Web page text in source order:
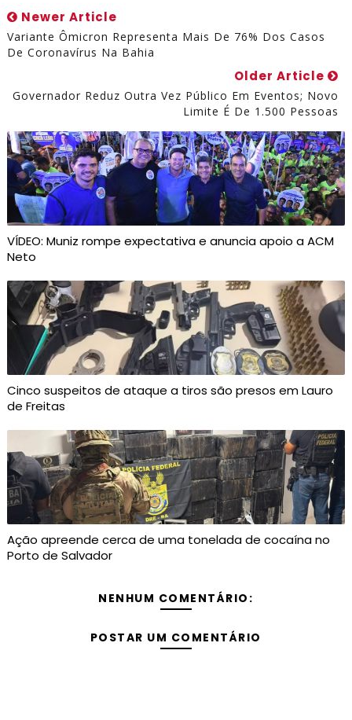
Newer Article
Variante Ômicron Representa Mais De 76% Dos Casos
De Coronavírus Na Bahia
Older Article
Governador Reduz Outra Vez Público Em Eventos; Novo
Limite É De 1.500 Pessoas
VÍDEO: Muniz rompe expectativa e anuncia apoio a ACM
Neto
Cinco suspeitos de ataque a tiros são presos em Lauro
de Freitas
Ação apreende cerca de uma tonelada de cocaína no
Porto de Salvador
NENHUM COMENTÁRIO:
POSTAR UM COMENTÁRIO